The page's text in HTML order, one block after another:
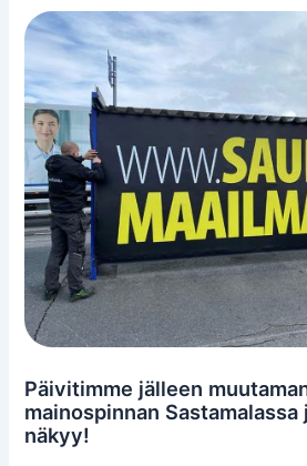
Päivitimme jälleen
mainospinnan Sastamalassa
näkyy!